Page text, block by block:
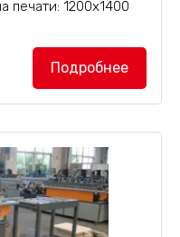
печати: 1200х1400
машина TCP-
нанесения рисунка
вала на
Подробнее